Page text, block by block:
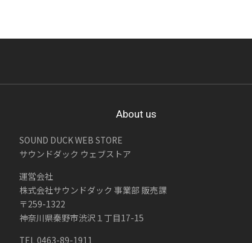
About us
SOUND DUCK WEB STORE
サウンドダック ウェブストア
運営会社
株式会社サウンドダック 事業部 販売課
〒259-1322
神奈川県秦野市渋沢１丁目17-15
TEL 0463-89-1911